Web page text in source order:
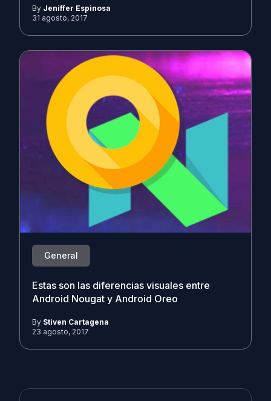
By Jeniffer Espinosa
31 agosto, 2017
General
Estas son las diferencias visuales entre
Android Nougat y Android Oreo
By Stiven Cartagena
23 agosto, 2017